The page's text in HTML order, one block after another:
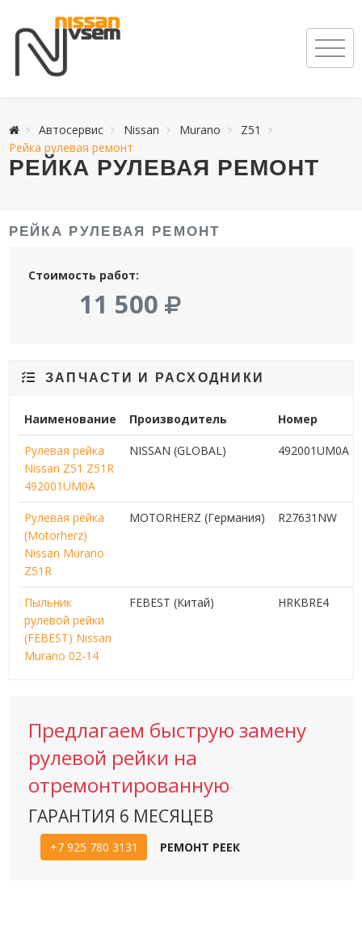
Автосервис Nissan Murano
Z51
Рейка рулевая ремонт
РЕЙКА РУЛЕВАЯ РЕМОНТ
РЕЙКА РУЛЕВАЯ РЕМОНТ
Стоимость работ:
11 500
ЗАПЧАСТИ И РАСХОДНИКИ
Наименование Производитель Номер
Рулевая рейка
Nissan Z51 Z51R
492001UM0A
NISSAN (GLOBAL) 492001UM0A
Рулевая рейка
(Motorherz)
Nissan Murano
Z51R
MOTORHERZ (Германия) R27631NW
Пыльник
рулевой рейки
(FEBEST) Nissan
Murano 02-14
FEBEST (Китай) HRKBRE4
Предлагаем быструю замену
рулевой рейки на
отремонтированную
ГАРАНТИЯ 6 МЕСЯЦЕВ
+7 925 780 3131 РЕМОНТ РЕЕК